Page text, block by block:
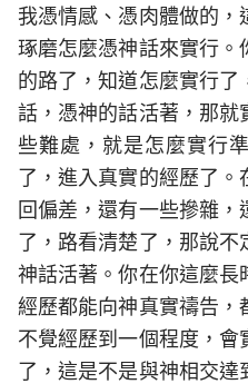
我憑情感、憑肉體做的
琢磨怎麼憑神話來實行。
的路了，知道怎麼實行
話，憑神的話活著，那
些難處，就是怎麼實行
了，進入真實的經歷了
回偏差，還有一些摻雜
了，路看清楚了，那說
神話活著。你在你這麼長
經歷都能向神真實禱告，
不覺經歷到一個程度，
了，這是不是與神相交